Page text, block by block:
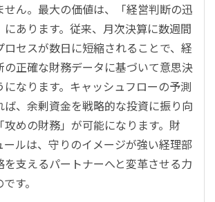
せん。最大の価値は、「経営判断の迅
あります。従来、月次決算に数週間
ロセスが数日に短縮されることで、経
の正確な財務データに基づいて意思決
になります。キャッシュフローの予測
ば、余剰資金を戦略的な投資に振り向
攻めの財務」が可能になります。財
ールは、守りのイメージが強い経理部
を支えるパートナーへと変革させる力
す。